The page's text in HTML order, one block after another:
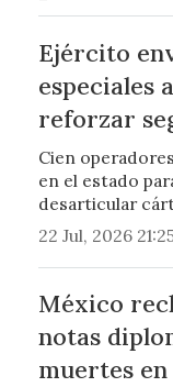
Ejército
especiales
reforzar
Cien
en el estado
desarticular
22 Jul, 2026
México
notas
muertes en